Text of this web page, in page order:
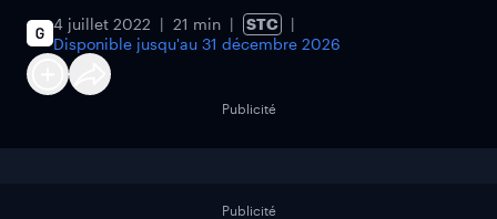
4 juillet 2022 21 min
STC
Disponible jusqu'au 31 décembre 2026
Publicité
Publicité